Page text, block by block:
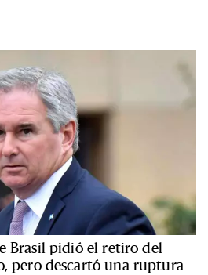
Brasil pidió el retiro del
pero descartó una ruptura